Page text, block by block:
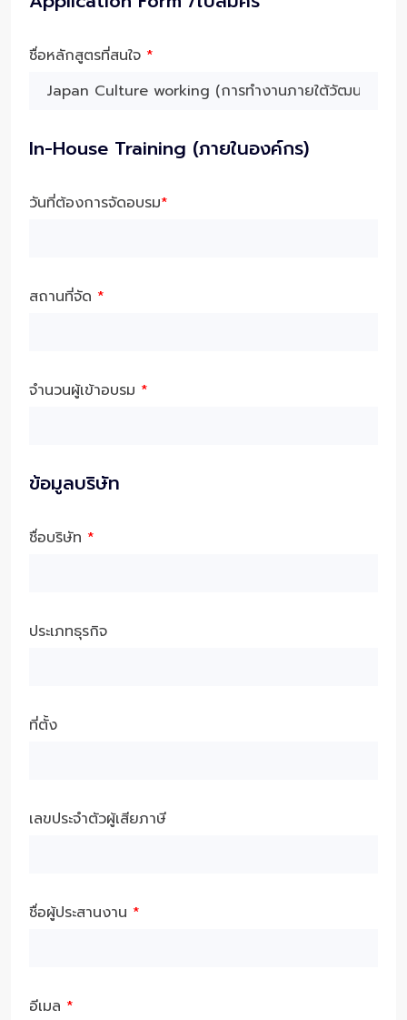
ชื่อหลักสูตรที่สนใจ *
In-House Training (ภายในองค์กร)
วันที่ต้องการจัดอบรม*
สถานที่จัด *
จำนวนผู้เข้าอบรม *
ข้อมูลบริษัท
ชื่อบริษัท *
ประเภทธุรกิจ
ที่ตั้ง
เลขประจำตัวผู้เสียภาษี
ชื่อผู้ประสานงาน *
อีเมล *